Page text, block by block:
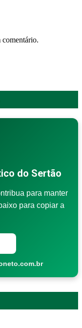
do Sertão
para manter
para copiar a